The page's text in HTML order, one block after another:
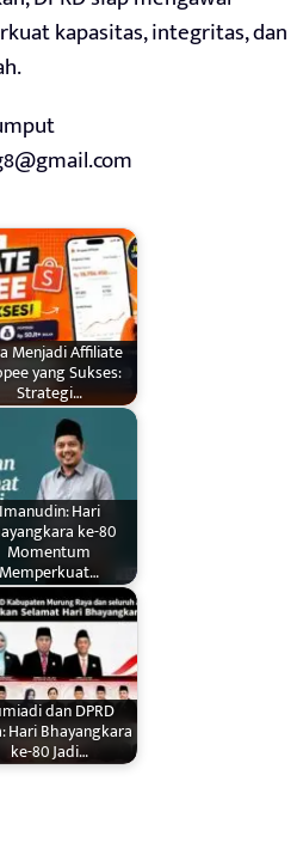
kapasitas, integritas, dan
Menjadi Affiliate
yang Sukses:
Strategi…
Imanudin: Hari
ke-80
Momentum
Memperkuat…
dan DPRD
Hari Bhayangkara
ke-80 Jadi…